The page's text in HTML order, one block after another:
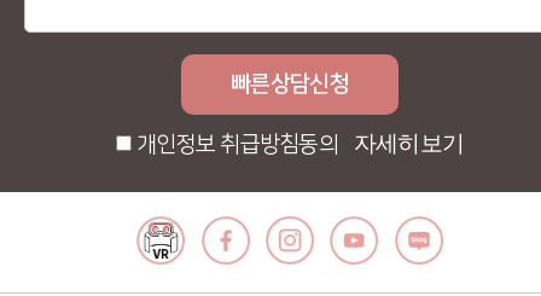
개인정보 취급방침동의 자세히보기